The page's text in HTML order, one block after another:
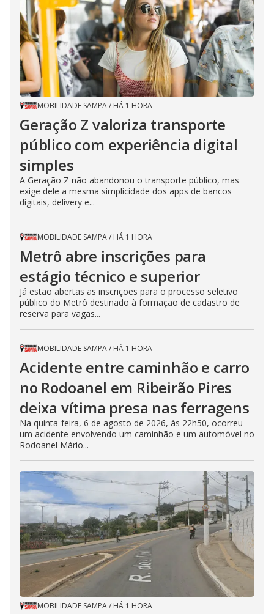
MOBILIDADE SAMPA/ HÁ 1 HORA
Geração Z valoriza transporte
público com experiência digital
simples
A Geração Z não abandonou o transporte público, mas
exige dele a mesma simplicidade dos apps de bancos
digitais, delivery e...
MOBILIDADE SAMPA/ HÁ 1 HORA
Metrô abre inscrições para
estágio técnico e superior
Já estão abertas as inscrições para o processo seletivo
público do Metrô destinado à formação de cadastro de
reserva para vagas...
MOBILIDADE SAMPA/ HÁ 1 HORA
Acidente entre caminhão e carro
no Rodoanel em Ribeirão Pires
deixa vítima presa nas ferragens
Na quinta-feira, 6 de agosto de 2026, às 22h50, ocorreu
um acidente envolvendo um caminhão e um automóvel no
Rodoanel Mário...
MOBILIDADE SAMPA/ HÁ 1 HORA